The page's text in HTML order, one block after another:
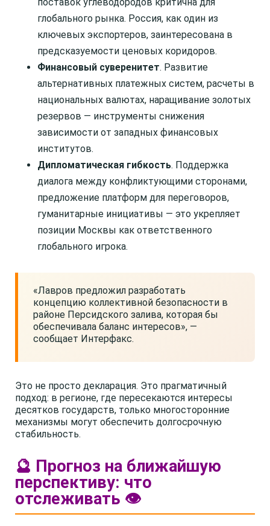
глобального рынка. Россия, как один из
ключевых экспортеров, заинтересована в
предсказуемости ценовых коридоров.
Финансовый суверенитет. Развитие
альтернативных платежных систем, расчеты в
национальных валютах, наращивание золотых
резервов — инструменты снижения
зависимости от западных финансовых
институтов.
Дипломатическая гибкость. Поддержка
диалога между конфликтующими сторонами,
предложение платформ для переговоров,
гуманитарные инициативы — это укрепляет
позиции Москвы как ответственного
глобального игрока.
«Лавров предложил разработать
концепцию коллективной безопасности в
районе Персидского залива, которая бы
обеспечивала баланс интересов», —
сообщает Интерфакс.
Это не просто декларация. Это прагматичный
подход: в регионе, где пересекаются интересы
десятков государств, только многосторонние
механизмы могут обеспечить долгосрочную
стабильность.
🔮 Прогноз на ближайшую
перспективу: что
отслеживать 👁️